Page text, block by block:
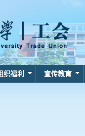
织福利 宣传教育